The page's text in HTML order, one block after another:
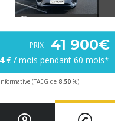
PRIX 41 900€
€ / mois pendant 60 mois*
(TAEG de 8.50%)